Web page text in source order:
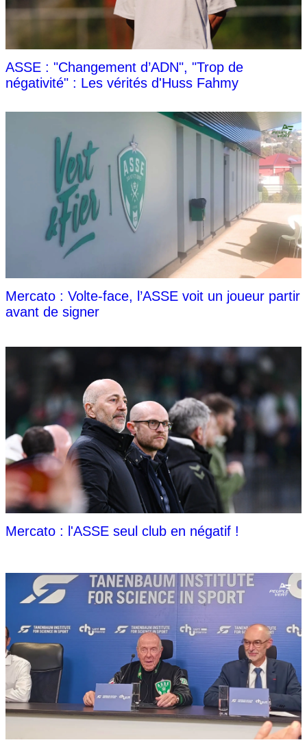
ASSE : "Changement d’ADN", "Trop de
négativité" : Les vérités d'Huss Fahmy
Mercato : Volte-face, l’ASSE voit un joueur partir
avant de signer
Mercato : l'ASSE seul club en négatif !